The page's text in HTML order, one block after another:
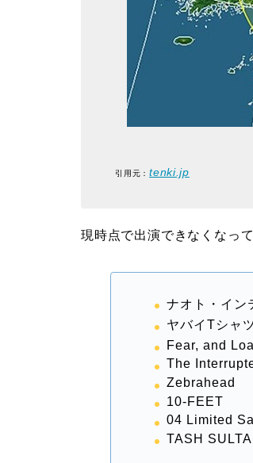
引用元：tenki.jp
現時点で出演できなくなっ
ナオト・イン
ヤバイTシャ
Fear, and
The
Zebrahead
10-FEET
04 Limited
TASH